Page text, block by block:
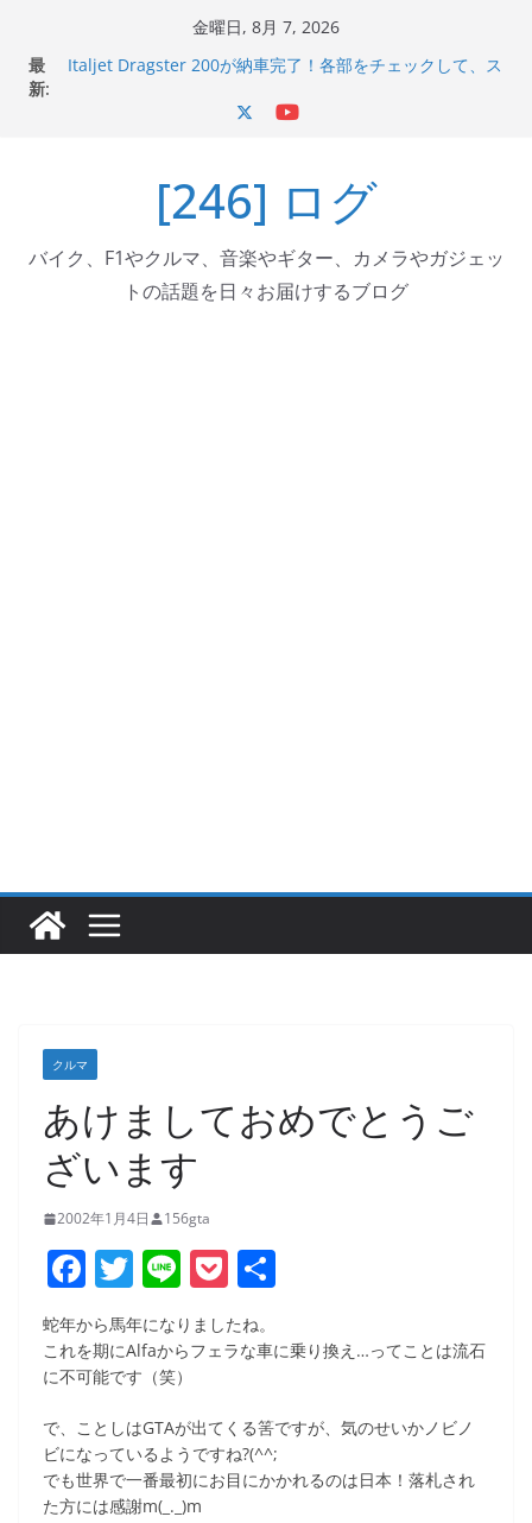
金曜日, 8月 7, 2026
最
新:
Italjet Dragster 200が納車完了！各部をチェックして、ス
器エフェクターが返礼品でもらえる！
Italjet Dragster 200のフロントISSサスの動きが判ったら
コーナリングが楽しくなった
[246] ログ
バイク、F1やクルマ、音楽やギター、カメラやガジェッ
トの話題を日々お届けするブログ
クルマ
あけましておめでとうご
ざいます
2002年1月4日 156gta
F
a
c
e
b
o
o
T
w
itt
er
Li
n
e
P
o
ck
蛇年から馬年になりましたね。
これを期にAlfaからフェラな車に乗り換え…ってことは流石
に不可能です（笑）
で、ことしはGTAが出てくる筈ですが、気のせいかノビノ
ビになっているようですね?(^^;
でも世界で一番最初にお目にかかれるのは日本！落札され
た方には感謝m(_._)m